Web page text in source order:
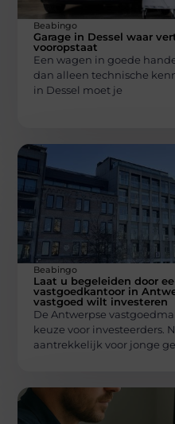
Beabingo
Garage in Dessel waar
vooropstaat
Een wagen in goede
dan alleen technische
in Dessel moet je
Beabingo
Laat u begeleiden door
vastgoedkantoor in
vastgoed wilt investeren
De Antwerpse
keuze voor investeerders.
aantrekkelijk voor jonge